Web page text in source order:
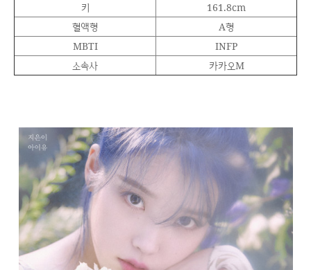
키
161.8cm
혈액형
A형
MBTI
INFP
소속사
카카오M